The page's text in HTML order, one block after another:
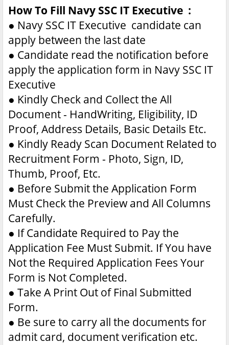
How To Fill Navy SSC IT Executive :
● Navy SSC IT Executive candidate can
apply between the last date
● Candidate read the notification before
apply the application form in Navy SSC IT
Executive
● Kindly Check and Collect the All
Document - HandWriting, Eligibility, ID
Proof, Address Details, Basic Details Etc.
● Kindly Ready Scan Document Related to
Recruitment Form - Photo, Sign, ID,
Thumb, Proof, Etc.
● Before Submit the Application Form
Must Check the Preview and All Columns
Carefully.
● If Candidate Required to Pay the
Application Fee Must Submit. If You have
Not the Required Application Fees Your
Form is Not Completed.
● Take A Print Out of Final Submitted
Form.
● Be sure to carry all the documents for
admit card, document verification etc.